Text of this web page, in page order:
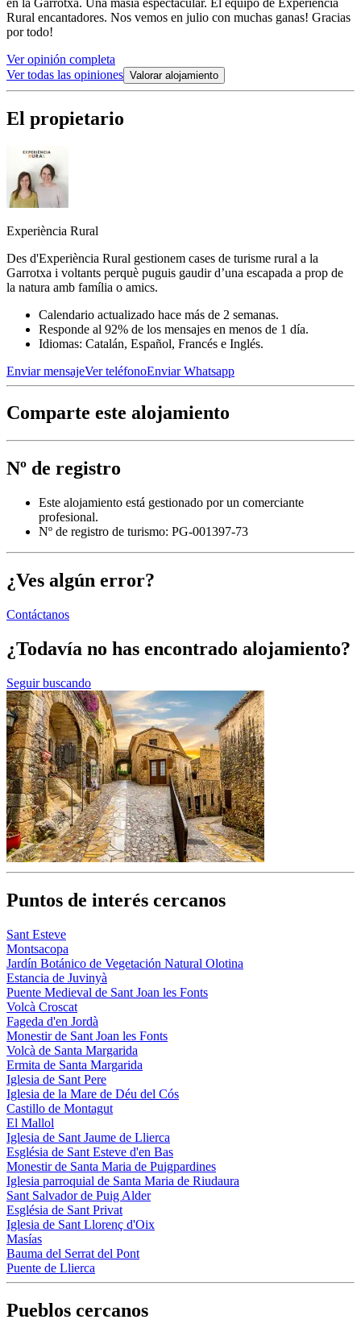
Rural encantadores. Nos vemos en julio con muchas ganas! Gracias
por todo!
Ver opinión completa
Ver todas las opiniones Valorar alojamiento
El propietario
Experiència Rural
Des d'Experiència Rural gestionem cases de turisme rural a la
Garrotxa i voltants perquè puguis gaudir d’una escapada a prop de
la natura amb família o amics.
Calendario actualizado hace más de 2 semanas.
Responde al 92% de los mensajes en menos de 1 día.
Idiomas: Catalán, Español, Francés e Inglés.
Enviar mensajeVer teléfonoEnviar Whatsapp
Comparte este alojamiento
Nº de registro
Este alojamiento está gestionado por un comerciante
profesional.
Nº de registro de turismo: PG-001397-73
¿Ves algún error?
Contáctanos
¿Todavía no has encontrado alojamiento?
Seguir buscando
Puntos de interés cercanos
Sant Esteve
Montsacopa
Jardín Botánico de Vegetación Natural Olotina
Estancia de Juvinyà
Puente Medieval de Sant Joan les Fonts
Volcà Croscat
Fageda d'en Jordà
Monestir de Sant Joan les Fonts
Volcà de Santa Margarida
Ermita de Santa Margarida
Iglesia de Sant Pere
Iglesia de la Mare de Déu del Cós
Castillo de Montagut
El Mallol
Iglesia de Sant Jaume de Llierca
Església de Sant Esteve d'en Bas
Monestir de Santa Maria de Puigpardines
Iglesia parroquial de Santa Maria de Riudaura
Sant Salvador de Puig Alder
Església de Sant Privat
Iglesia de Sant Llorenç d'Oix
Masías
Bauma del Serrat del Pont
Puente de Llierca
Pueblos cercanos